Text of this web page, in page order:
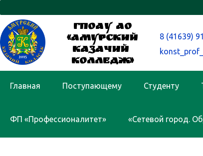
ГПОАУ АО
«Амурский
казачий
колледж»
8 (41639)
Главная Поступающему Студенту
ФП «Профессионалитет» «Сетевой город.